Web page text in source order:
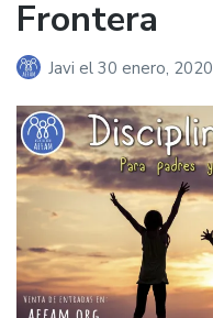
Frontera
Javi el 30 enero, 2020